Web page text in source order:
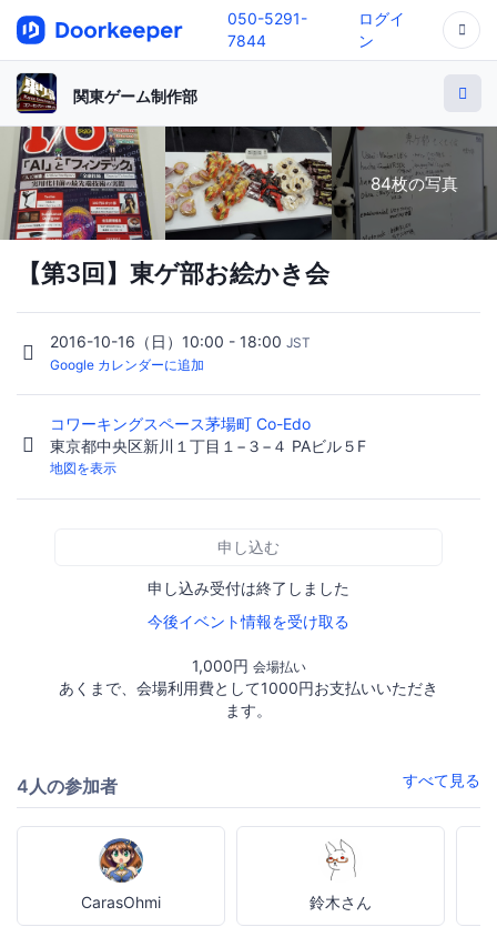
050-5291-
7844
ログイ
ン
関東ゲーム制作部
84枚の写真
【第3回】東ゲ部お絵かき会
2016-10-16（日）10:00 - 18:00 JST
Google カレンダーに追加
コワーキングスペース茅場町 Co-Edo
東京都中央区新川１丁目１−３−４ PAビル５F
地図を表示
申し込む
申し込み受付は終了しました
今後イベント情報を受け取る
1,000円 会場払い
あくまで、会場利用費として1000円お支払いいただき
ます。
4人の参加者 すべて見る
CarasOhmi 鈴木さん